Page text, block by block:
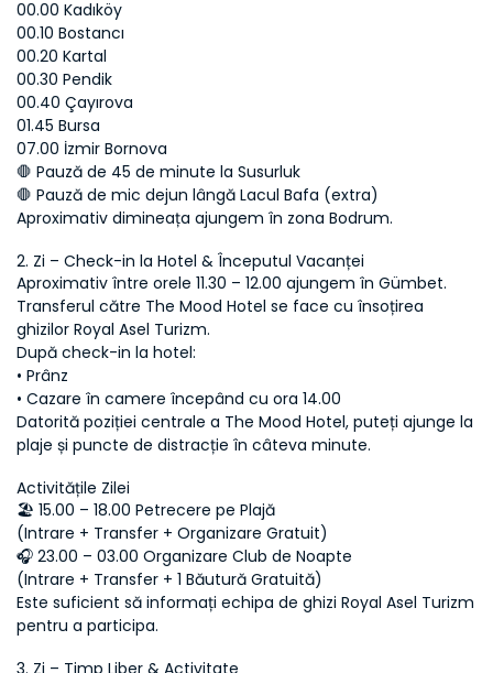
00.00 Kadıköy
00.10 Bostancı
00.20 Kartal
00.30 Pendik
00.40 Çayırova
01.45 Bursa
07.00 İzmir Bornova
🛑 Pauză de 45 de minute la Susurluk
🛑 Pauză de mic dejun lângă Lacul Bafa (extra)
Aproximativ dimineața ajungem în zona Bodrum.
2. Zi – Check-in la Hotel & Începutul Vacanței
Aproximativ între orele 11.30 – 12.00 ajungem în Gümbet.
Transferul către The Mood Hotel se face cu însoțirea
ghizilor Royal Asel Turizm.
După check-in la hotel:
• Prânz
• Cazare în camere începând cu ora 14.00
Datorită poziției centrale a The Mood Hotel, puteți ajunge la
plaje și puncte de distracție în câteva minute.
Activitățile Zilei
🏖 15.00 – 18.00 Petrecere pe Plajă
(Intrare + Transfer + Organizare Gratuit)
🎧 23.00 – 03.00 Organizare Club de Noapte
(Intrare + Transfer + 1 Băutură Gratuită)
Este suficient să informați echipa de ghizi Royal Asel Turizm
pentru a participa.
3. Zi – Timp Liber & Activitate